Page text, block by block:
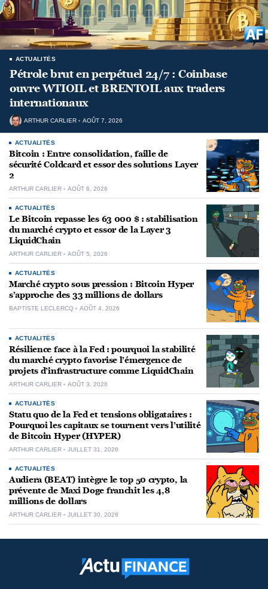
ACTUALITÉS
Pétrole brut en perpétuel 24/7 : Coinbase
ouvre WTIOIL et BRENTOIL aux traders
internationaux
ARTHUR CARLIER AOÛT 7, 2026
ACTUALITÉS
Bitcoin : Entre consolidation, faille de
sécurité Coldcard et essor des solutions Layer
2
ARTHUR CARLIER AOÛT 6, 2026
ACTUALITÉS
Le Bitcoin repasse les 63 000 $ : stabilisation
du marché crypto et essor de la Layer 3
LiquidChain
ARTHUR CARLIER AOÛT 5, 2026
ACTUALITÉS
Marché crypto sous pression : Bitcoin Hyper
s’approche des 33 millions de dollars
BAPTISTE LECLERCQ AOÛT 4, 2026
ACTUALITÉS
Résilience face à la Fed : pourquoi la stabilité
du marché crypto favorise l’émergence de
projets d’infrastructure comme LiquidChain
ARTHUR CARLIER AOÛT 3, 2026
ACTUALITÉS
Statu quo de la Fed et tensions obligataires :
Pourquoi les capitaux se tournent vers l’utilité
de Bitcoin Hyper (HYPER)
ARTHUR CARLIER JUILLET 31, 2026
ACTUALITÉS
Audiera (BEAT) intègre le top 50 crypto, la
prévente de Maxi Doge franchit les 4,8
millions de dollars
ARTHUR CARLIER JUILLET 30, 2026